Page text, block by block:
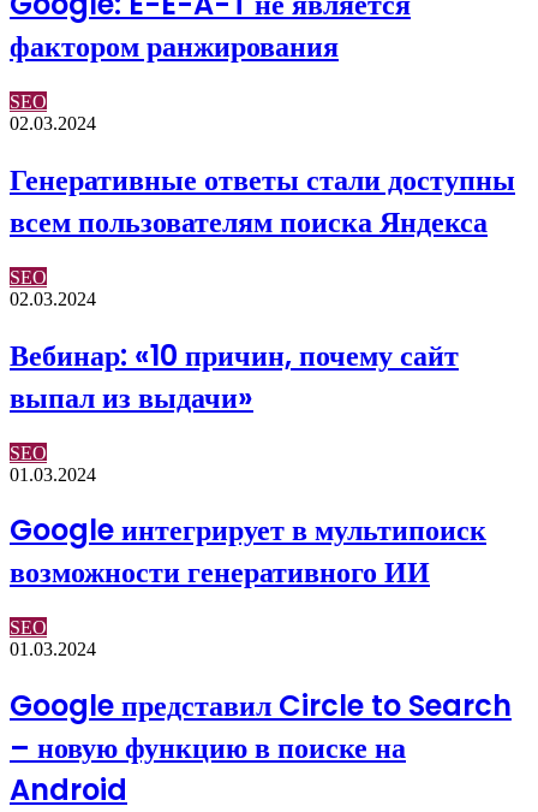
фактором ранжирования
SEO
02.03.2024
Генеративные ответы стали доступны
всем пользователям поиска Яндекса
SEO
02.03.2024
Вебинар: «10 причин, почему сайт
выпал из выдачи»
SEO
01.03.2024
Google интегрирует в мультипоиск
возможности генеративного ИИ
SEO
01.03.2024
Google представил Circle to Search
– новую функцию в поиске на
Android